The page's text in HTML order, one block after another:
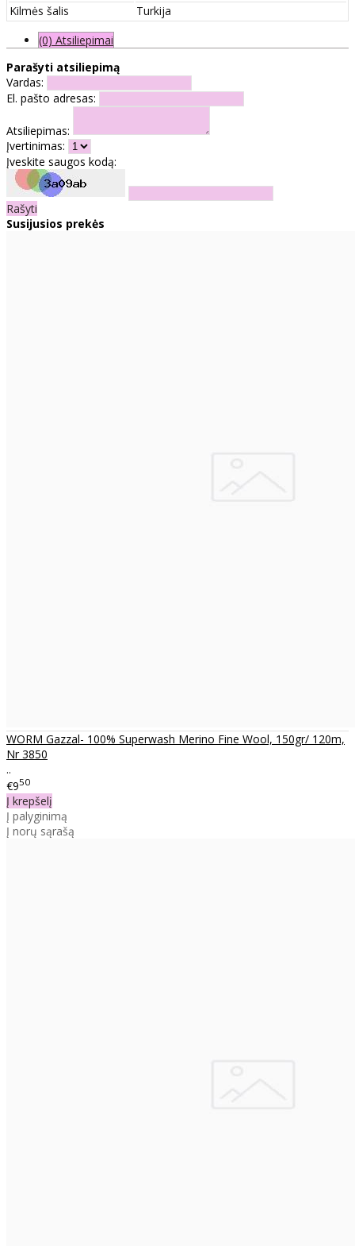
Kilmės šalis
Turkija
(0) Atsiliepimai
Parašyti atsiliepimą
Vardas:
El. pašto adresas:
Atsiliepimas:
Įvertinimas:
Įveskite saugos kodą:
Rašyti
Susijusios prekės
WORM Gazzal- 100% Superwash Merino Fine Wool, 150gr/ 120m,
Nr 3850
..
€950
Į krepšelį
Į palyginimą
Į norų sąrašą